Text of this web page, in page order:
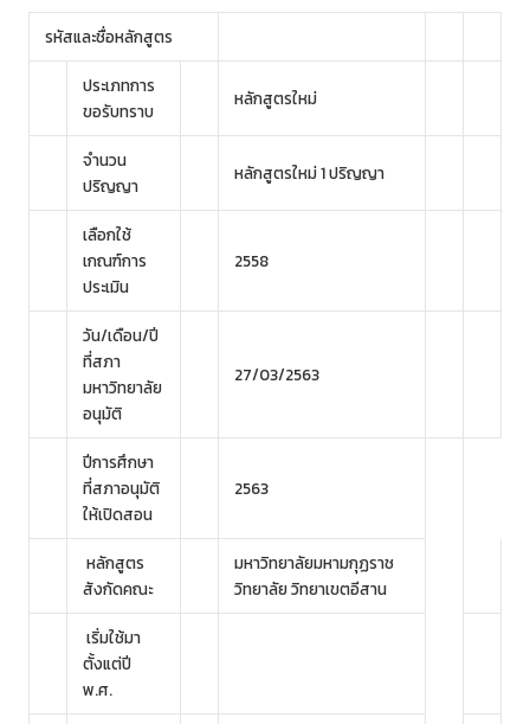
รหัสและชื่อหลักสูตร
ประเภทการ
ขอรับทราบ
หลักสูตรใหม่
จำนวน
ปริญญา
หลักสูตรใหม่ 1 ปริญญา
เลือกใช้
เกณฑ์การ
ประเมิน
2558
วัน/เดือน/ปี
ที่สภา
มหาวิทยาลัย
อนุมัติ
27/03/2563
ปีการศึกษา
ที่สภาอนุมัติ
ให้เปิดสอน
2563
หลักสูตร
สังกัดคณะ
มหาวิทยาลัยมหามกุฏราช
วิทยาลัย วิทยาเขตอีสาน
เริ่มใช้มา
ตั้งแต่ปี
พ.ศ.